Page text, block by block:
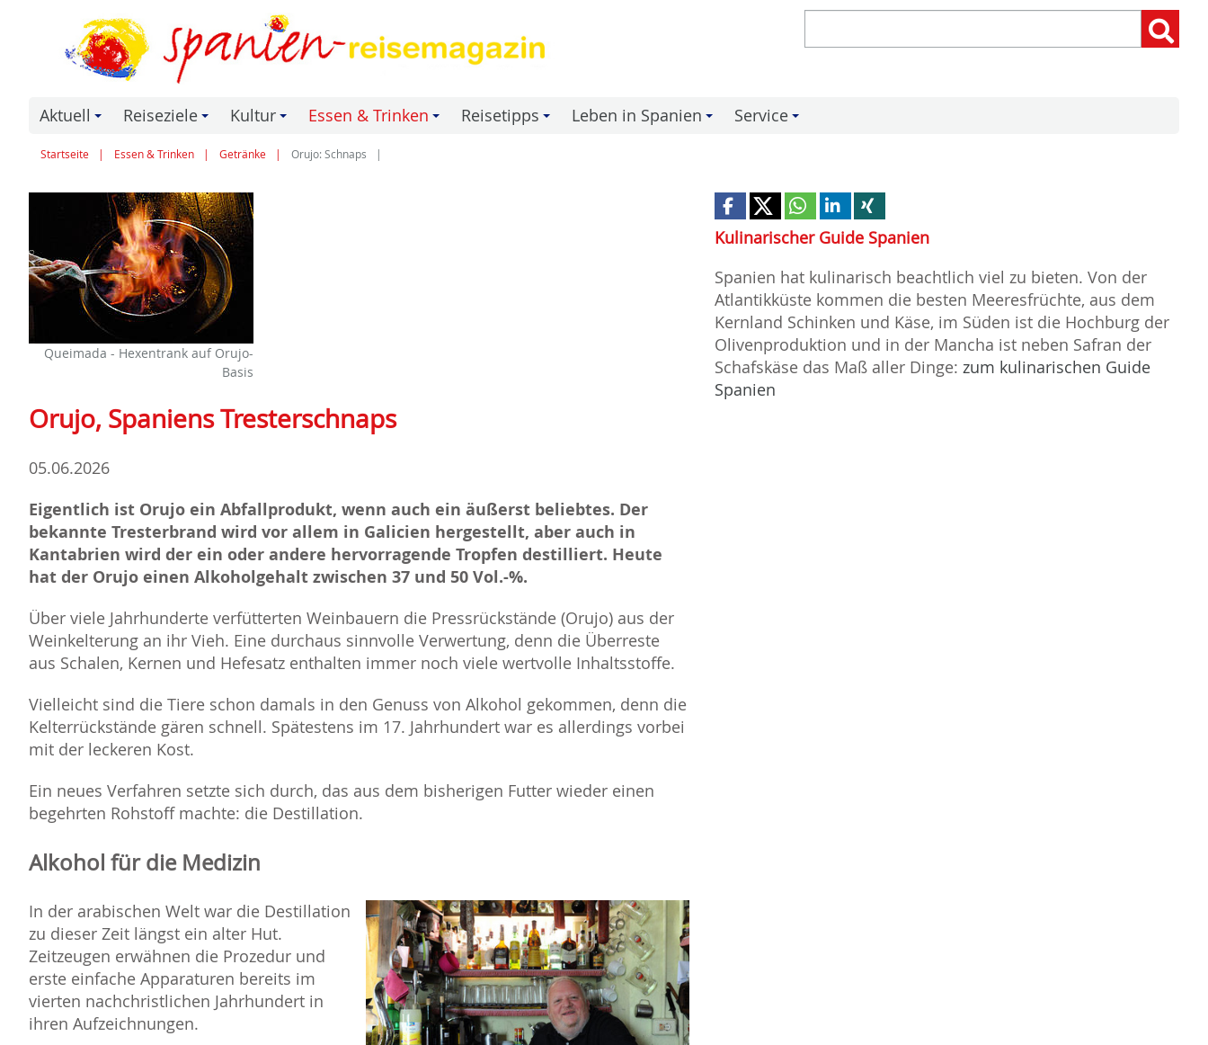
Suchen:
Aktuell Reiseziele Kultur Essen & Trinken Reisetipps Leben in Spanien Service
Startseite Essen & Trinken Getränke Orujo: Schnaps
Queimada - Hexentrank auf Orujo-
Basis
Orujo, Spaniens Tresterschnaps
05.06.2026
Eigentlich ist Orujo ein Abfallprodukt, wenn auch ein äußerst beliebtes. Der
bekannte Tresterbrand wird vor allem in Galicien hergestellt, aber auch in
Kantabrien wird der ein oder andere hervorragende Tropfen destilliert. Heute
hat der Orujo einen Alkoholgehalt zwischen 37 und 50 Vol.-%.
Über viele Jahrhunderte verfütterten Weinbauern die Pressrückstände (Orujo) aus der
Weinkelterung an ihr Vieh. Eine durchaus sinnvolle Verwertung, denn die Überreste
aus Schalen, Kernen und Hefesatz enthalten immer noch viele wertvolle Inhaltsstoffe.
Vielleicht sind die Tiere schon damals in den Genuss von Alkohol gekommen, denn die
Kelterrückstände gären schnell. Spätestens im 17. Jahrhundert war es allerdings vorbei
mit der leckeren Kost.
Ein neues Verfahren setzte sich durch, das aus dem bisherigen Futter wieder einen
begehrten Rohstoff machte: die Destillation.
Alkohol für die Medizin
In der arabischen Welt war die Destillation
zu dieser Zeit längst ein alter Hut.
Zeitzeugen erwähnen die Prozedur und
erste einfache Apparaturen bereits im
vierten nachchristlichen Jahrhundert in
ihren Aufzeichnungen.
Kulinarischer Guide Spanien
Spanien hat kulinarisch beachtlich viel zu bieten. Von der
Atlantikküste kommen die besten Meeresfrüchte, aus dem
Kernland Schinken und Käse, im Süden ist die Hochburg der
Olivenproduktion und in der Mancha ist neben Safran der
Schafskäse das Maß aller Dinge: zum kulinarischen Guide
Spanien